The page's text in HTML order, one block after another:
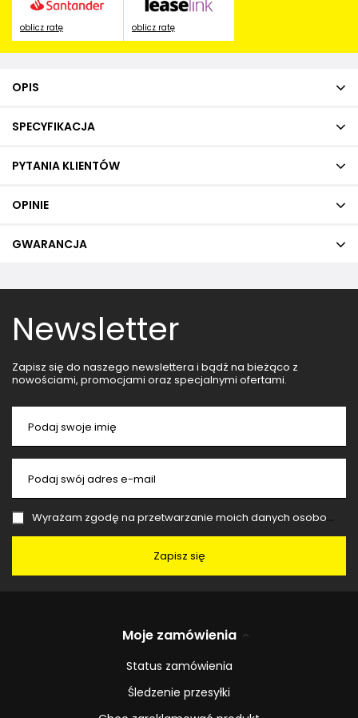
oblicz ratę oblicz ratę
OPIS
SPECYFIKACJA
PYTANIA KLIENTÓW
OPINIE
GWARANCJA
Newsletter
Zapisz się do naszego newslettera i bądź na bieżąco z
nowościami, promocjami oraz specjalnymi ofertami.
Podaj swoje imię
Podaj swój adres e-mail
Wyrażam zgodę na przetwarzanie moich danych osobowych (adres e-mail) na potrzeby wysyłki newslettera z informacją handlową (marketing). Więcej w
Zapisz się
Moje zamówienia
Status zamówienia
Śledzenie przesyłki